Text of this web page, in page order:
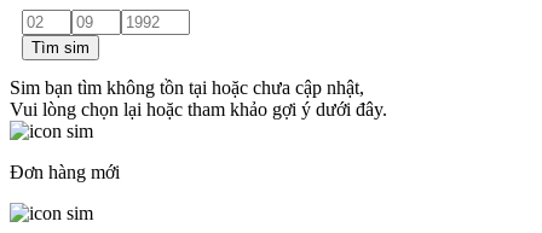
Tìm sim
Sim bạn tìm không tồn tại hoặc chưa cập nhật,
Vui lòng chọn lại hoặc tham khảo gợi ý dưới đây.
Đơn hàng mới